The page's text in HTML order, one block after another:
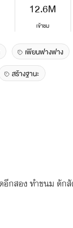
12.6M
เข้าชม
เพียนฟางฟาง
สร้างฐานะ
สอง ทำขนม ดักสั